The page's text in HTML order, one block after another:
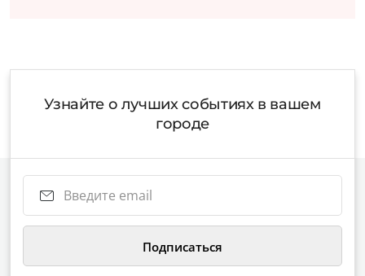
Узнайте о лучших событиях в вашем
городе